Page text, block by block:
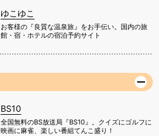
ゆこゆこ
お客様の『良質な温泉旅』をお手伝い。国内の旅
館・宿・ホテルの宿泊予約サイト
BS10
全国無料のBS放送局『BS10』。クイズにゴルフに
映画に麻雀、楽しい番組てんこ盛り！